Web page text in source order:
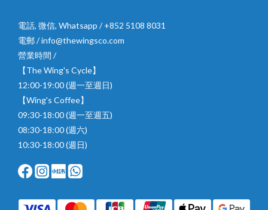
電話, 微信, Whatsapp / +852 5108 8031
電郵 / info@thewingsco.com
營業時間 /
【The Wing's Cycle】
12:00-19:00 (週一至週日)
【Wing's Coffee】
09:30-18:00 (週一至週五)
08:30-18:00 (週六)
10:30-18:00 (週日)